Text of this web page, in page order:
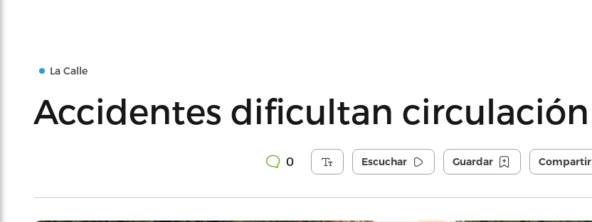
La Calle
Accidentes dificultan circulación
0 Escuchar Guardar Compartir